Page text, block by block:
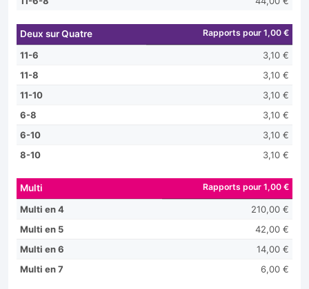
Deux sur Quatre Rapports pour 1,00 €
11-6
3,10 €
11-8
3,10 €
11-10
3,10 €
6-8
3,10 €
6-10
3,10 €
8-10
3,10 €
Multi Rapports pour 1,00 €
Multi en 4
210,00 €
Multi en 5
42,00 €
Multi en 6
14,00 €
Multi en 7
6,00 €